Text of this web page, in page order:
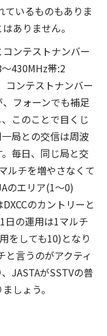
ているものもありま
ありません。
ンテストナンバー
430MHz帯:2
コンテストナンバー
フォーンでも補足
このことで目くじ
局との交信は周波
毎日、同じ局と交
ルチを増やさなくて
のエリア(1～0)
のカントリーと
の運用は1マルチ
をしても10)となり
と言うのがアクティ
JASTAがSSTVの普
しょう。